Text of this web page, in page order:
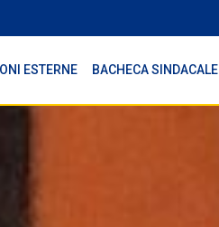
ESTERNE BACHECA SINDACALE